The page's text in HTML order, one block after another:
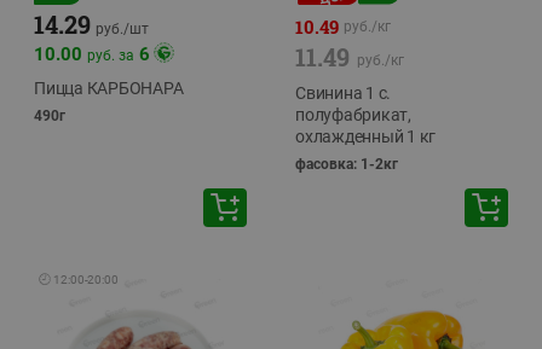
14.29 руб./шт
10.00 руб. за 6
Пицца КАРБОНАРА
490г
10.49 руб./кг
11.49 руб./кг
Свинина 1 с.
полуфабрикат,
охлажденный 1 кг
фасовка: 1-2кг
🕘 12:00-20:00